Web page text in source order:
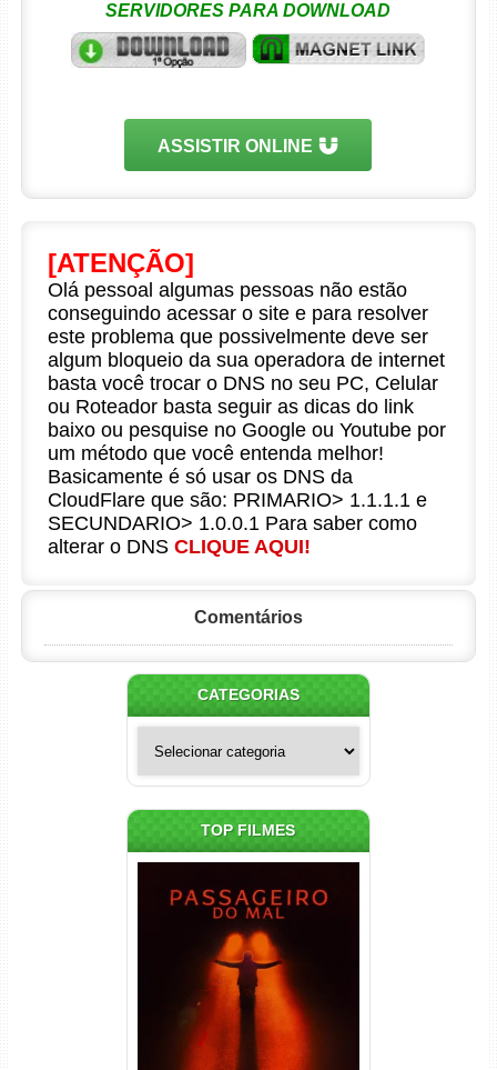
SERVIDORES PARA DOWNLOAD
ASSISTIR ONLINE
[ATENÇÃO]
Olá pessoal algumas pessoas não estão
conseguindo acessar o site e para resolver
este problema que possivelmente deve ser
algum bloqueio da sua operadora de internet
basta você trocar o DNS no seu PC, Celular
ou Roteador basta seguir as dicas do link
baixo ou pesquise no Google ou Youtube por
um método que você entenda melhor!
Basicamente é só usar os DNS da
CloudFlare que são: PRIMARIO> 1.1.1.1 e
SECUNDARIO> 1.0.0.1 Para saber como
alterar o DNS CLIQUE AQUI!
Comentários
CATEGORIAS
TOP FILMES
Passageiro do Mal Torrent
(2026) WEB-DL 1080p Dual
Áudio